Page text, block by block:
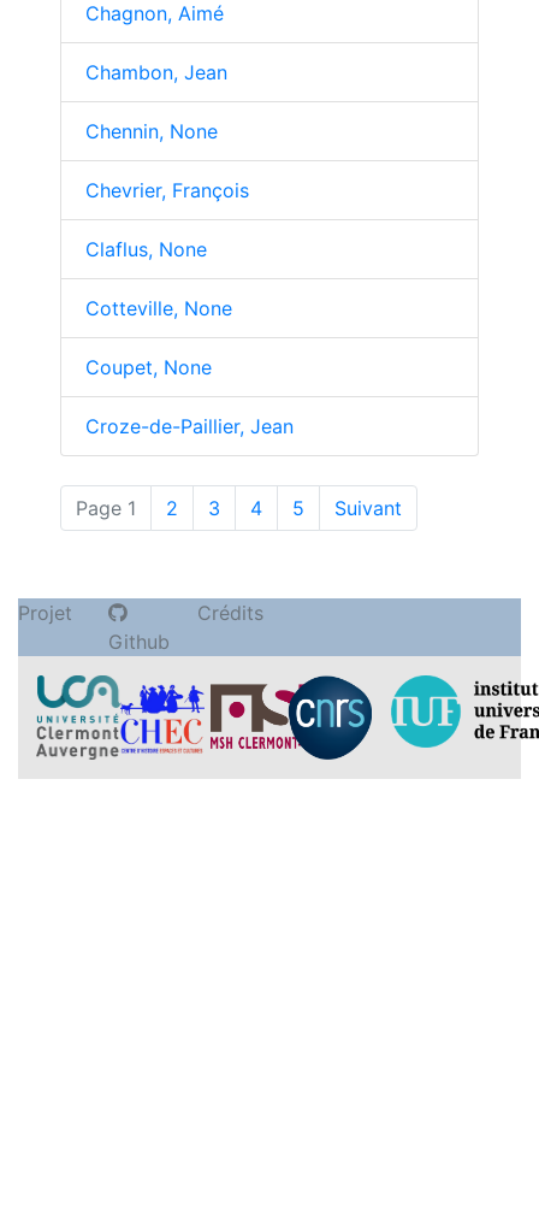
Chagnon, Aimé
Chambon, Jean
Chennin, None
Chevrier, François
Claflus, None
Cotteville, None
Coupet, None
Croze-de-Paillier, Jean
Page 1 (actuelle)
2 3 4 5 Suivant
Projet
Github
Crédits